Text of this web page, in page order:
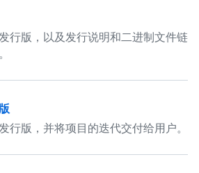
行版，以及发行说明和二进制文件链
行版，并将项目的迭代交付给用户。